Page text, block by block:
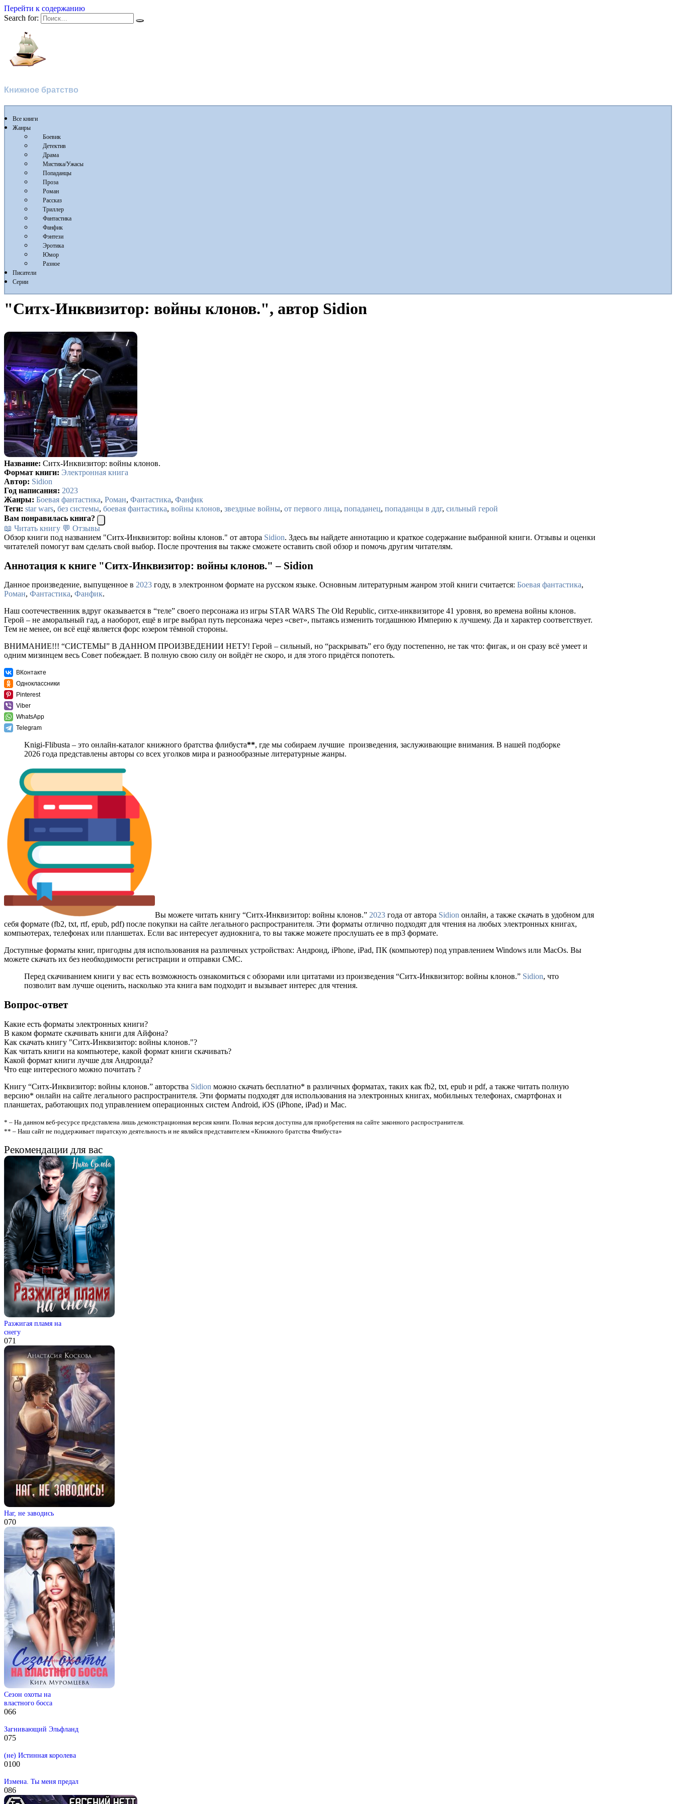
Перейти к содержанию
Search for:
Книжное братство
Все книги
Жанры
Боевик
Детектив
Драма
Мистика/Ужасы
Попаданцы
Проза
Роман
Рассказ
Триллер
Фантастика
Фанфик
Фэнтези
Эротика
Юмор
Разное
Писатели
Серии
"Ситх-Инквизитор: войны клонов.", автор Sidion
Название: Ситх-Инквизитор: войны клонов.
Формат книги: Электронная книга
Автор: Sidion
Год написания: 2023
Жанры: Боевая фантастика, Роман, Фантастика, Фанфик
Теги: star wars, без системы, боевая фантастика, войны клонов, звездные войны, от первого лица, попаданец, попаданцы в ддг, сильный герой
Вам понравилась книга?
📖 Читать книгу 💬 Отзывы
Обзор книги под названием "Ситх-Инквизитор: войны клонов." от автора Sidion. Здесь вы найдете аннотацию и краткое содержание выбранной книги. Отзывы и оценки
читателей помогут вам сделать свой выбор. После прочтения вы также сможете оставить свой обзор и помочь другим читателям.
Аннотация к книге "Ситх-Инквизитор: войны клонов." – Sidion
Данное произведение, выпущенное в 2023 году, в электронном формате на русском языке. Основным литературным жанром этой книги считается: Боевая фантастика,
Роман, Фантастика, Фанфик.
Наш соотечественник вдруг оказывается в “теле” своего персонажа из игры STAR WARS The Old Republic, ситхе-инквизиторе 41 уровня, во времена войны клонов.
Герой – не аморальный гад, а наоборот, ещё в игре выбрал путь персонажа через «свет», пытаясь изменить тогдашнюю Империю к лучшему. Да и характер соответствует.
Тем не менее, он всё ещё является форс юзером тёмной стороны.
ВНИМАНИЕ!!! “СИСТЕМЫ” В ДАННОМ ПРОИЗВЕДЕНИИ НЕТУ! Герой – сильный, но “раскрывать” его буду постепенно, не так что: фигак, и он сразу всё умеет и
одним мизинцем весь Совет побеждает. В полную свою силу он войдёт не скоро, и для этого придётся попотеть.
ВКонтакте
Одноклассники
Pinterest
Viber
WhatsApp
Telegram
Knigi-Flibusta – это онлайн-каталог книжного братства флибуста**, где мы собираем лучшие произведения, заслуживающие внимания. В нашей подборке
2026 года представлены авторы со всех уголков мира и разнообразные литературные жанры.
Вы можете читать книгу “Ситх-Инквизитор: войны клонов.” 2023 года от автора Sidion онлайн, а также скачать в удобном для
себя формате (fb2, txt, rtf, epub, pdf) после покупки на сайте легального распространителя. Эти форматы отлично подходят для чтения на любых электронных книгах,
компьютерах, телефонах или планшетах. Если вас интересует аудиокнига, то вы также можете прослушать ее в mp3 формате.
Доступные форматы книг, пригодны для использования на различных устройствах: Андроид, iPhone, iPad, ПК (компьютер) под управлением Windows или MacOs. Вы
можете скачать их без необходимости регистрации и отправки СМС.
Перед скачиванием книги у вас есть возможность ознакомиться с обзорами или цитатами из произведения “Ситх-Инквизитор: войны клонов.” Sidion, что
позволит вам лучше оценить, насколько эта книга вам подходит и вызывает интерес для чтения.
Вопрос-ответ
Какие есть форматы электронных книги?
В каком формате скачивать книги для Айфона?
Как скачать книгу "Ситх-Инквизитор: войны клонов."?
Как читать книги на компьютере, какой формат книги скачивать?
Какой формат книги лучше для Андроида?
Что еще интересного можно почитать ?
Книгу “Ситх-Инквизитор: войны клонов.” авторства Sidion можно скачать бесплатно* в различных форматах, таких как fb2, txt, epub и pdf, а также читать полную
версию* онлайн на сайте легального распространителя. Эти форматы подходят для использования на электронных книгах, мобильных телефонах, смартфонах и
планшетах, работающих под управлением операционных систем Android, iOS (iPhone, iPad) и Mac.
* – На данном веб-ресурсе представлена лишь демонстрационная версия книги. Полная версия доступна для приобретения на сайте законного распространителя.
** – Наш сайт не поддерживает пиратскую деятельность и не являйся представителем «Книжного братства Флибуста»
Рекомендации для вас
Разжигая пламя на
снегу
071
Наг, не заводись
070
Сезон охоты на
властного босса
066
Загнивающий Эльфланд
075
(не) Истинная королева
0100
Измена. Ты меня предал
086